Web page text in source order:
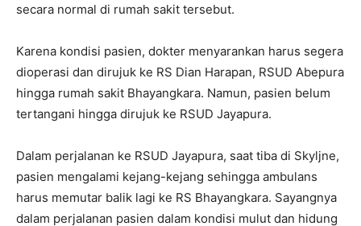
secara normal di rumah sakit tersebut.
Karena kondisi pasien, dokter menyarankan harus segera
dioperasi dan dirujuk ke RS Dian Harapan, RSUD Abepura
hingga rumah sakit Bhayangkara. Namun, pasien belum
tertangani hingga dirujuk ke RSUD Jayapura.
Dalam perjalanan ke RSUD Jayapura, saat tiba di Skyljne,
pasien mengalami kejang-kejang sehingga ambulans
harus memutar balik lagi ke RS Bhayangkara. Sayangnya
dalam perjalanan pasien dalam kondisi mulut dan hidung